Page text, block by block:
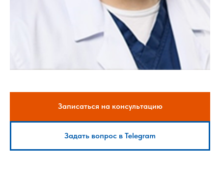
Записаться на консультацию
Задать вопрос в Telegram